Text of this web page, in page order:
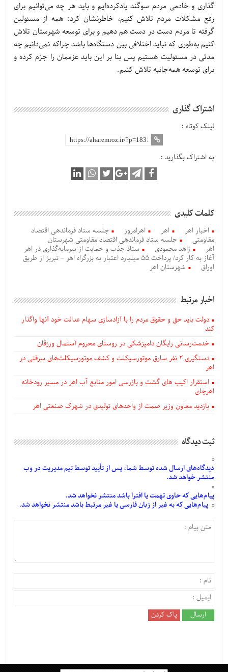
گذاری و خادمی مردم سوگند یادکرده‌ایم و باید هر چه می‌توانیم برای
رفع مشکلات مردم تلاش کنیم، خاطرنشان کرد: همه از مسئولین
گرفته تا مردم دست در دست هم دهیم و برای توسعه شهرستان تلاش
کنیم به‌طوری که نباید اختلافی بین دستگاه‌ها باشد چراکه نمی‌دانیم چه
مدتی در مسئولیت هستیم پس بنا بر این باید عزممان را جزم کرده و
برای توسعه همه‌جانبه تلاش کنیم.
اشتراک گذاری
لینک کوتاه :
به اشتراک بگذارید :
کلمات کلیدی
اخبار اهر اهر اهرامروز
جلسه ستاد فرماندهی اقتصاد
مقاومتی
جلسه ستاد فرماندهی اقتصاد مقاومتی شهرستان
اهر
زاهد محمودی
ستاد جذب و حمایت از سرمایه‌گذاری در اهر
آغاز به کار کرد/ پرداخت 55 میلیارد اعتبار به بزرگراه اهر – تبریز از طریق
اوراق
شهرستان اهر
اخبار مرتبط
دولت باید حق و حقوق مردم را با آزادسازی سهام عدالت خود آنها واگذار
کند
خدمت‌رسانی رایگان دامپزشکی در روستای محروم آستمال ورزقان
دستگيری ۲ نفر سارق موتورسیکلت و کشف موتورسیکلت‌های سرقتی در
اهر
استقرار اکیپ های گشت و بازرسی امور منابع آب اهر در مسیر رودخانه
اهرچای
بازدید معاون وزیر صمت از واحدهای تولیدی در شهرک صنعتی اهر
ثبت دیدگاه
دیدگاه‌هایارسالشدهتوسط شما، پس ازتأییدتوسط تیم مدیریت در وب
منتشر خواهد شد.
پیام‌هاییکه حاوی تهمت یا افترا باشد منتشر نخواهد شد.
پیام‌هاییکه به غیر از زبان فارسی یا غیر مرتبط باشد منتشر نخواهد شد.